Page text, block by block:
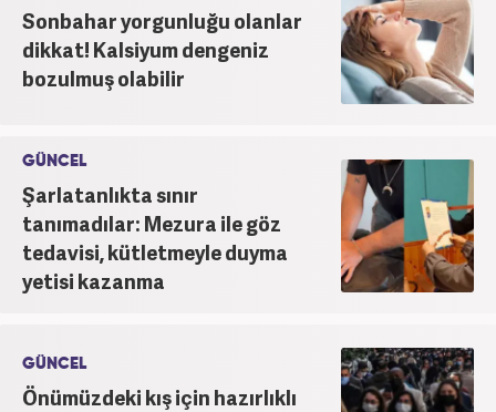
Sonbahar yorgunluğu olanlar
dikkat! Kalsiyum dengeniz
bozulmuş olabilir
GÜNCEL
Şarlatanlıkta sınır
tanımadılar: Mezura ile göz
tedavisi, kütletmeyle duyma
yetisi kazanma
GÜNCEL
Önümüzdeki kış için hazırlıklı